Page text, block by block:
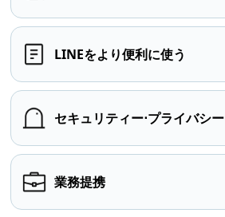
LINEをより便利に使う
セキュリティー⋅プライバシー
業務提携